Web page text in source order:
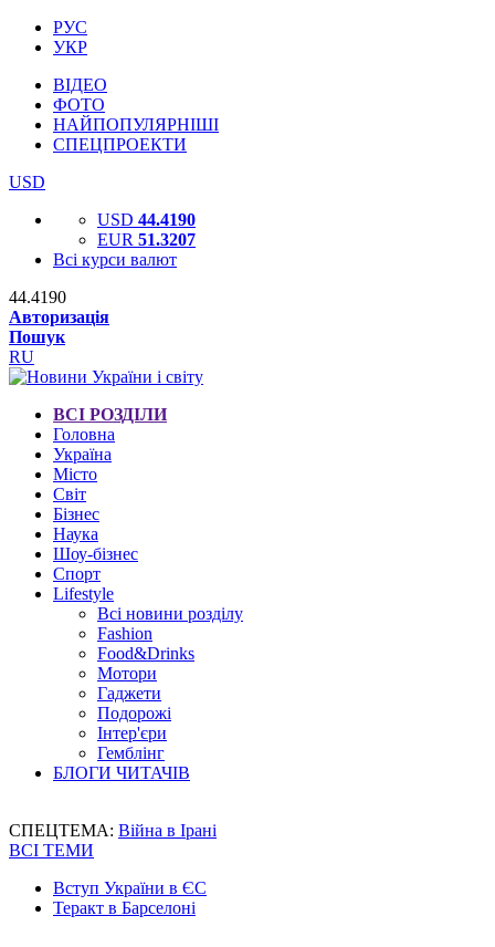
РУС
УКР
ВІДЕО
ФОТО
НАЙПОПУЛЯРНІШІ
СПЕЦПРОЕКТИ
USD
USD 44.4190
EUR 51.3207
Всі курси валют
44.4190
Авторизація
Пошук
RU
ВСІ РОЗДІЛИ
Головна
Україна
Місто
Світ
Бізнес
Наука
Шоу-бізнес
Спорт
Lifestyle
Всі новини розділу
Fashion
Food&Drinks
Мотори
Гаджети
Подорожі
Інтер'єри
Гемблінг
БЛОГИ ЧИТАЧІВ
СПЕЦТЕМА: Війна в Ірані
ВСІ ТЕМИ
Вступ України в ЄС
Теракт в Барселоні